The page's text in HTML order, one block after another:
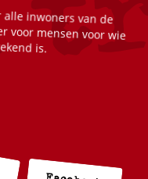
inwoners van de
zijn we er voor mensen voor wie
is.